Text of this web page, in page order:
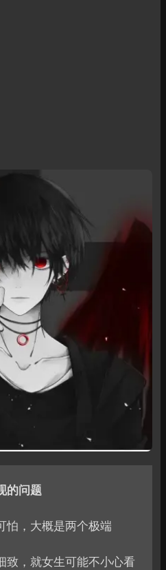
的问题
怕，大概是两个极端
致，就女生可能不小心看